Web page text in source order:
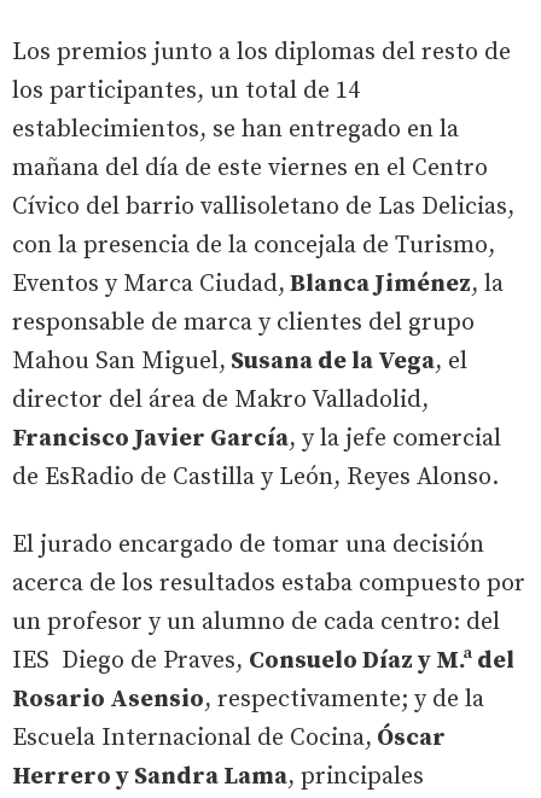
Los premios junto a los diplomas del resto de
los participantes, un total de 14
establecimientos, se han entregado en la
mañana del día de este viernes en el Centro
Cívico del barrio vallisoletano de Las Delicias,
con la presencia de la concejala de Turismo,
Eventos y Marca Ciudad, Blanca Jiménez, la
responsable de marca y clientes del grupo
Mahou San Miguel, Susana de la Vega, el
director del área de Makro Valladolid,
Francisco Javier García, y la jefe comercial
de EsRadio de Castilla y León, Reyes Alonso.
El jurado encargado de tomar una decisión
acerca de los resultados estaba compuesto por
un profesor y un alumno de cada centro: del
IES Diego de Praves, Consuelo Díaz y M.ª del
Rosario Asensio, respectivamente; y de la
Escuela Internacional de Cocina, Óscar
Herrero y Sandra Lama, principales